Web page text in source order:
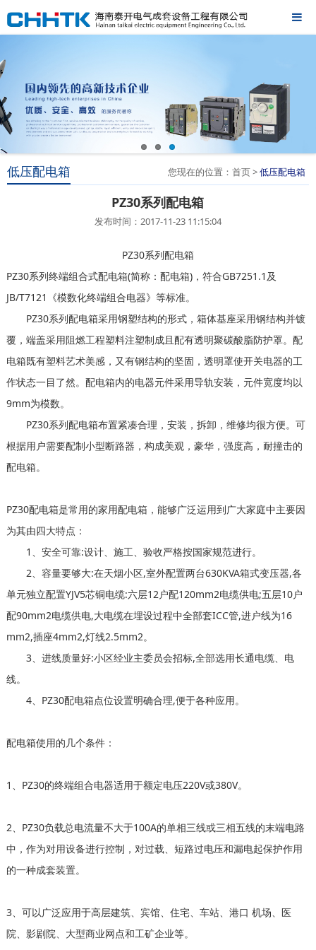
低压配电箱 您现在的位置：首页 >低压配电箱
PZ30系列配电箱
发布时间：2017-11-23 11:15:04
PZ30系列配电箱
PZ30系列终端组合式配电箱(简称：配电箱)，符合GB7251.1及
JB/T7121《模数化终端组合电器》等标准。
PZ30系列配电箱采用钢塑结构的形式，箱体基座采用钢结构并镀
覆，端盖采用阻燃工程塑料注塑制成且配有透明聚碳酸脂防护罩。配
电箱既有塑料艺术美感，又有钢结构的坚固，透明罩使开关电器的工
作状态一目了然。配电箱内的电器元件采用导轨安装，元件宽度均以
9mm为模数。
PZ30系列配电箱布置紧凑合理，安装，拆卸，维修均很方便。可
根据用户需要配制小型断路器，构成美观，豪华，强度高，耐撞击的
配电箱。
PZ30配电箱是常用的家用配电箱，能够广泛运用到广大家庭中主要因
为其由四大特点：
1、安全可靠:设计、施工、验收严格按国家规范进行。
2、容量要够大:在天烟小区,室外配置两台630KVA箱式变压器,各
单元独立配置YJV5芯铜电缆:六层12户配120mm2电缆供电;五层10户
配90mm2电缆供电,大电缆在埋设过程中全部套ICC管,进户线为16
mm2,插座4mm2,灯线2.5mm2。
3、进线质量好:小区经业主委员会招标,全部选用长通电缆、电
线。
4、PZ30配电箱点位设置明确合理,便于各种应用。
配电箱使用的几个条件：
1、PZ30的终端组合电器适用于额定电压220V或380V。
2、PZ30负载总电流量不大于100A的单相三线或三相五线的末端电路
中，作为对用设备进行控制，对过载、短路过电压和漏电起保护作用
的一种成套装置。
3、可以广泛应用于高层建筑、宾馆、住宅、车站、港口 机场、医
院、影剧院、大型商业网点和工矿企业等。